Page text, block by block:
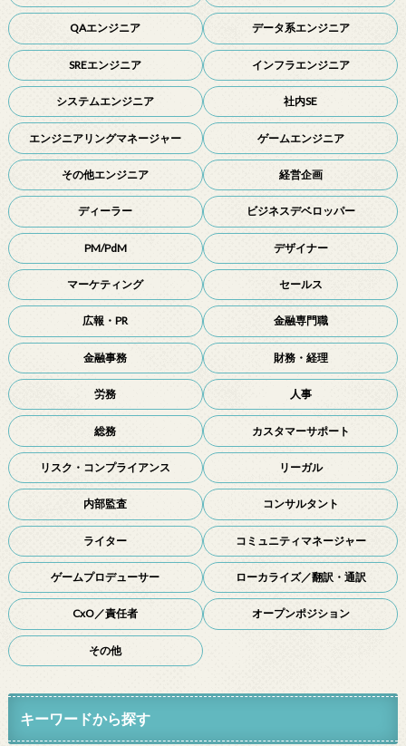
QAエンジニア データ系エンジニア
SREエンジニア インフラエンジニア
システムエンジニア 社内SE
エンジニアリングマネージャー ゲームエンジニア
その他エンジニア 経営企画
ディーラー ビジネスデベロッパー
PM/PdM デザイナー
マーケティング セールス
広報・PR 金融専門職
金融事務 財務・経理
労務 人事
総務 カスタマーサポート
リスク・コンプライアンス リーガル
内部監査 コンサルタント
ライター コミュニティマネージャー
ゲームプロデューサー ローカライズ／翻訳・通訳
CxO／責任者 オープンポジション
その他
キーワードから探す